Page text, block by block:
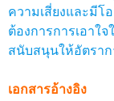
ความเสี่ยงและมีโ
ต้องการการเอาใ
สนับสนุนให้อัตราก
เอกสารอ้างอิง